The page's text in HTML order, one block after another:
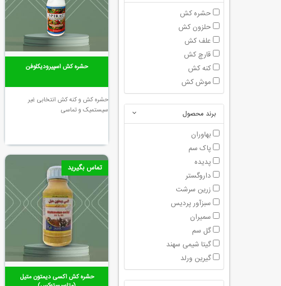
حشره کش اسپیرودیکلوفن
حشره کش و کنه کش انتخابی غیر
سیستمیک و تماسی
تماس بگیرید
حشره کش اكسی ديمتون متيل
حشره کش
حلزون کش
علف کش
قارچ کش
کنه کش
موش کش
برند محصول
بهاوران
پاک سم
پدیده
داروگستر
زرین سرشت
سبزآور پردیس
سمیران
گل سم
گیتا شیمی سهند
گیرین ورلد